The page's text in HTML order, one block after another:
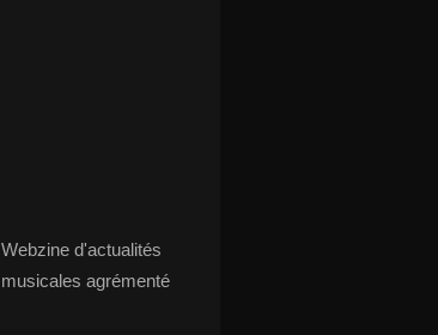
Webzine d'actualités
musicales agrémenté